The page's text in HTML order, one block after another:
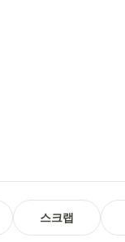
스크랩